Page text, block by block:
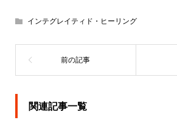
インテグレイティド・ヒーリング
関連記事一覧